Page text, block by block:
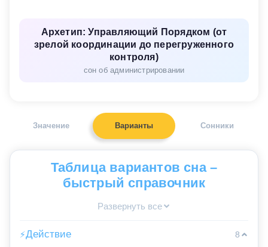
Архетип: Управляющий Порядком (от
зрелой координации до перегруженного
контроля)
сон об администрировании
Значение Варианты Сонники
Таблица вариантов сна –
быстрый справочник
Развернуть все
⚡Действие
8